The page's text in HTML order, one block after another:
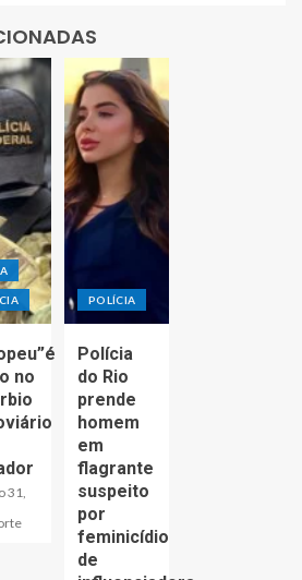
no
31,
POLÍCIA
Polícia
do Rio
prende
homem
em
flagrante
suspeito
por
feminicídio
de